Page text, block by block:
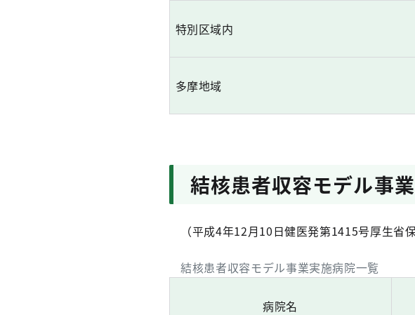
特別区域内
多摩地域
結核患者収容モデル事
（平成4年12月10日健医発第1415号厚生省
結核患者収容モデル事業実施病院一覧
病院名